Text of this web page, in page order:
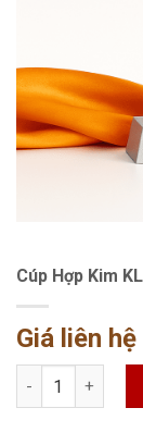
Cúp Hợp Kim
Giá liên hệ
Cúp Hợp Kim